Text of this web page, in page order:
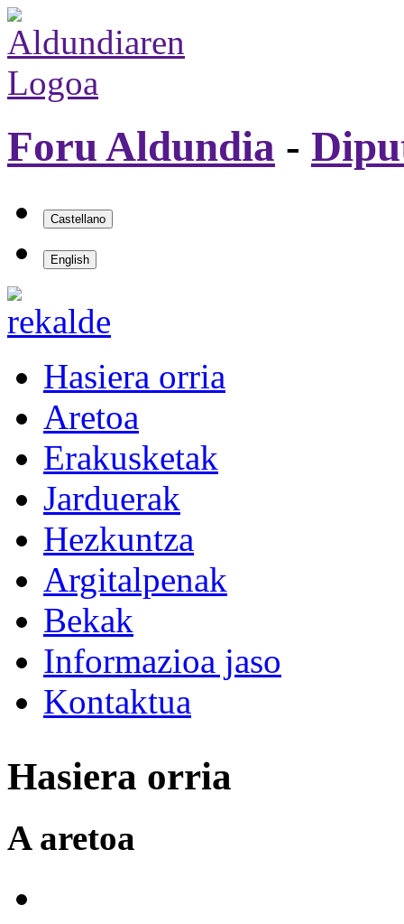
Foru Aldundia -
Hasiera orria
Aretoa
Erakusketak
Jarduerak
Hezkuntza
Argitalpenak
Bekak
Informazioa jaso
Kontaktua
Hasiera orria
A aretoa